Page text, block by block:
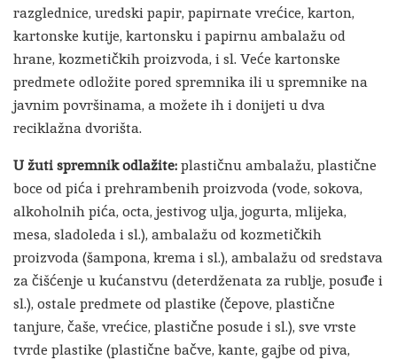
razglednice, uredski papir, papirnate vrećice, karton,
kartonske kutije, kartonsku i papirnu ambalažu od
hrane, kozmetičkih proizvoda, i sl. Veće kartonske
predmete odložite pored spremnika ili u spremnike na
javnim površinama, a možete ih i donijeti u dva
reciklažna dvorišta.
U žuti spremnik odlažite:plastičnu ambalažu, plastične
boce od pića i prehrambenih proizvoda (vode, sokova,
alkoholnih pića, octa, jestivog ulja, jogurta, mlijeka,
mesa, sladoleda i sl.), ambalažu od kozmetičkih
proizvoda (šampona, krema i sl.), ambalažu od sredstava
za čišćenje u kućanstvu (deterdženata za rublje, posuđe i
sl.), ostale predmete od plastike (čepove, plastične
tanjure, čaše, vrećice, plastične posude i sl.), sve vrste
tvrde plastike (plastične bačve, kante, gajbe od piva,